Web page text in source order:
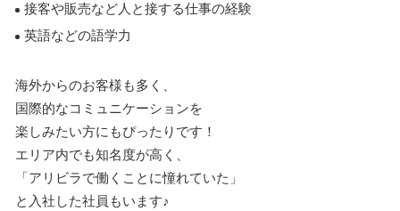
接客や販売など人と接する仕事の経験
英語などの語学力
海外からのお客様も多く、
国際的なコミュニケーションを
楽しみたい方にもぴったりです！
エリア内でも知名度が高く、
「アリビラで働くことに憧れていた」
と入社した社員もいます♪